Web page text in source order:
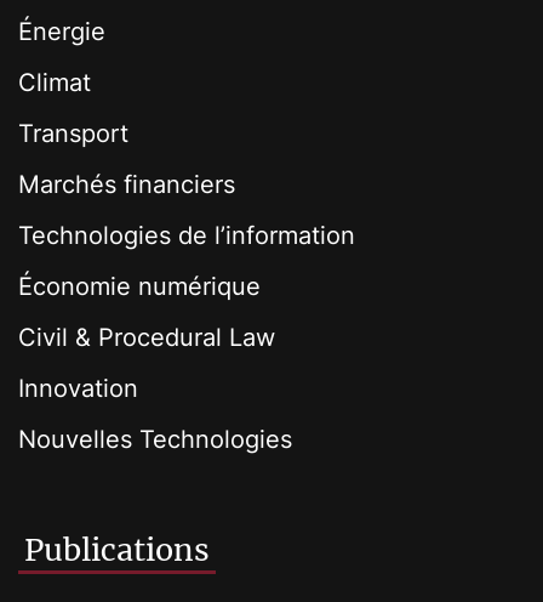
Énergie
Climat
Transport
Marchés financiers
Technologies de l’information
Économie numérique
Civil & Procedural Law
Innovation
Nouvelles Technologies
Publications